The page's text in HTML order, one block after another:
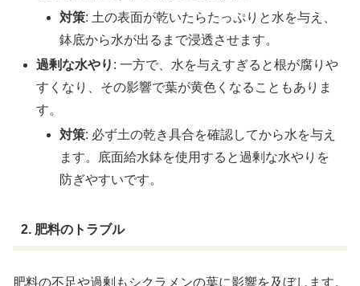
対策: 土の表面が乾いたらたっぷりと水を与え、
鉢底から水が出るまで浸透させます。
過剰な水やり : 一方で、水を与えすぎると根が腐りや
すくなり、その影響で葉が黄色くなることもありま
す。
対策: 必ず土の乾き具合を確認してから水を与え
ます。底面給水鉢を使用すると過剰な水やりを
防ぎやすいです。
2. 肥料のトラブル
肥料の不足や過剰もシクラメンの葉に影響を及ぼします。